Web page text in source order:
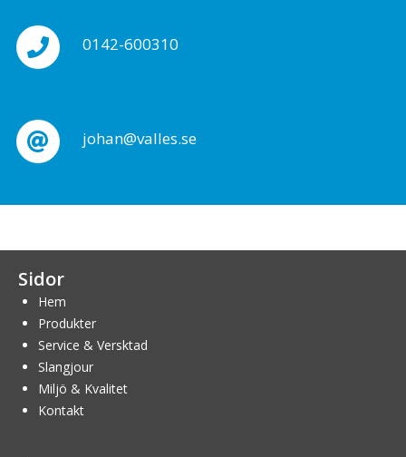
0142-600310
johan@valles.se
Sidor
Hem
Produkter
Service & Versktad
Slangjour
Miljö & Kvalitet
Kontakt